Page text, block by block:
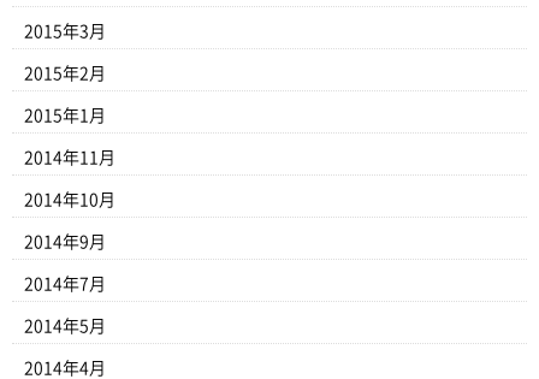
2015年3月
2015年2月
2015年1月
2014年11月
2014年10月
2014年9月
2014年7月
2014年5月
2014年4月